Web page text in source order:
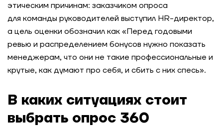
этическим причинам: заказчиком опроса
для команды руководителей выступил HR-директор,
а цель оценки обозначил как «Перед годовыми
ревью и распределением бонусов нужно показать
менеджерам, что они не такие профессиональные и
крутые, как думают про себя, и сбить с них спесь».
В каких ситуациях стоит
выбрать опрос 360